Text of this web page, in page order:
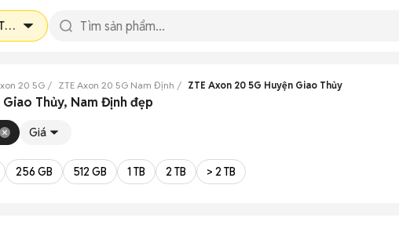
20 5G ZTE Axon 20 5G Nam Định ZTE Axon 20 5G Huyện Giao Thủy
Thủy, Nam Định đẹp
Giá
256 GB 512 GB 1 TB 2 TB > 2 TB